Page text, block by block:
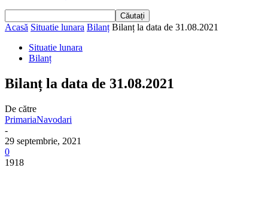
Acasă Situatie lunara Bilanț Bilanț la data de 31.08.2021
Situatie lunara
Bilanț
Bilanț la data de 31.08.2021
De către
PrimariaNavodari
-
29 septembrie, 2021
0
1918